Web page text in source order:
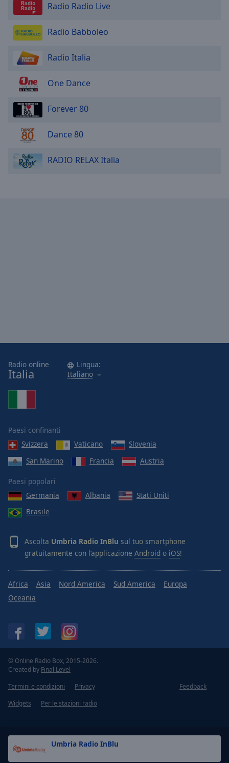
Umbria Radio InBlu
Radio Radio Live
Radio Babboleo
Radio Italia
One Dance
Forever 80
Dance 80
RADIO RELAX Italia
Radio online
Italia
Lingua:
Italiano
Paesi confinanti
Svizzera
Vaticano
Slovenia
San Marino
Francia Austria
Paesi popolari
Germania
Albania
Stati Uniti
Brasile
Ascolta Umbria Radio InBlu sul tuo smartphone
gratuitamente con l’applicazione Android o iOS!
Africa Asia Nord America Sud America
Europa
Oceania
© Online Radio Box, 2015-2026.
Created by Final Level
Termini e condizioni
Privacy
Feedback
Widgets
Per le stazioni radio